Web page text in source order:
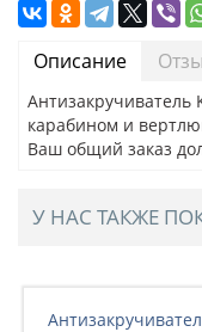
Описание
Антизакручиватель
карабином и
Ваш общий заказ
У НАС ТАКЖЕ